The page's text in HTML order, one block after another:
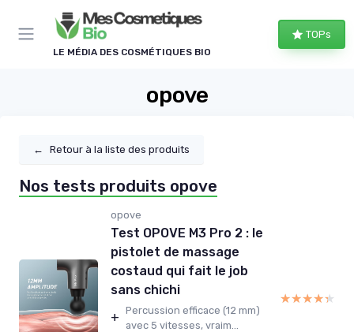
LE MÉDIA DES COSMÉTIQUES BIO
TOPs
opove
← Retour à la liste des produits
Nos tests produits opove
opove
Test OPOVE M3 Pro 2 : le
pistolet de massage
costaud qui fait le job
sans chichi
+ Percussion efficace (12 mm)
avec 5 vitesses, vraim...
★★★★★
★★★★★
Panneau de gestion des cookies